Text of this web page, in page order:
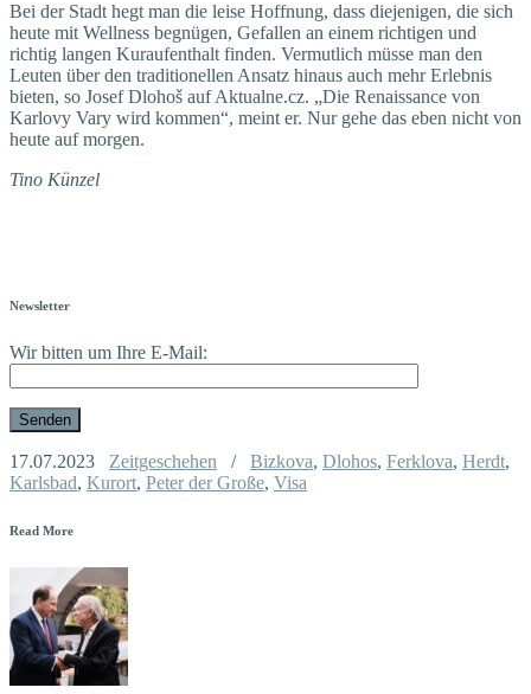
Bei der Stadt hegt man die leise Hoffnung, dass diejenigen, die sich
heute mit Wellness begnügen, Gefallen an einem richtigen und
richtig langen Kuraufenthalt finden. Vermutlich müsse man den
Leuten über den traditionellen Ansatz hinaus auch mehr Erlebnis
bieten, so Josef Dlohoš auf Aktualne.cz. „Die Renaissance von
Karlovy Vary wird kommen“, meint er. Nur gehe das eben nicht von
heute auf morgen.
Tino Künzel
Newsletter
Wir bitten um Ihre E-Mail:
17.07.2023 Zeitgeschehen / Bizkova, Dlohos, Ferklova, Herdt,
Karlsbad, Kurort, Peter der Große, Visa
Read More